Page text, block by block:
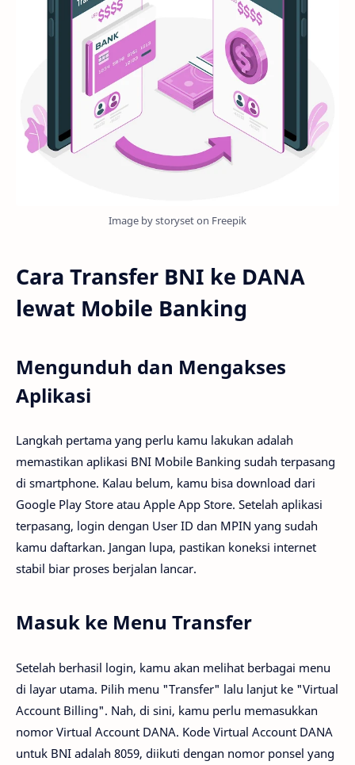
Image by storyset on Freepik
Cara Transfer BNI ke DANA
lewat Mobile Banking
Mengunduh dan Mengakses
Aplikasi
Langkah pertama yang perlu kamu lakukan adalah
memastikan aplikasi BNI Mobile Banking sudah terpasang
di smartphone. Kalau belum, kamu bisa download dari
Google Play Store atau Apple App Store. Setelah aplikasi
terpasang, login dengan User ID dan MPIN yang sudah
kamu daftarkan. Jangan lupa, pastikan koneksi internet
stabil biar proses berjalan lancar.
Masuk ke Menu Transfer
Setelah berhasil login, kamu akan melihat berbagai menu
di layar utama. Pilih menu "Transfer" lalu lanjut ke "Virtual
Account Billing". Nah, di sini, kamu perlu memasukkan
nomor Virtual Account DANA. Kode Virtual Account DANA
untuk BNI adalah 8059, diikuti dengan nomor ponsel yang